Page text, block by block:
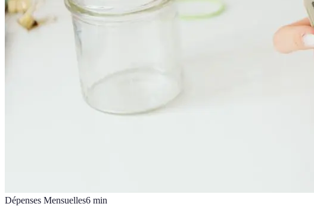
Dépenses Mensuelles6 min